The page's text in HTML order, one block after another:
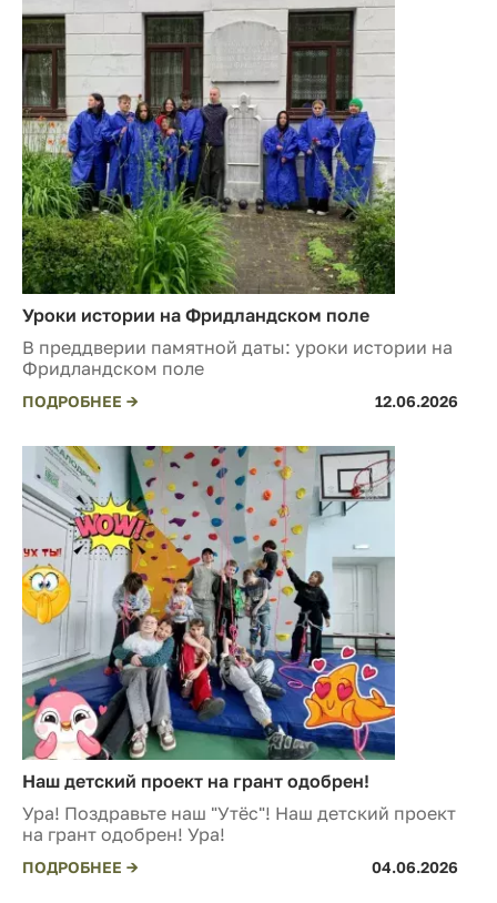
Уроки истории на Фридландском поле
В преддверии памятной даты: уроки истории на
Фридландском поле
ПОДРОБНЕЕ → 12.06.2026
Наш детский проект на грант одобрен!
Ура! Поздравьте наш "Утёс"! Наш детский проект
на грант одобрен! Ура!
ПОДРОБНЕЕ → 04.06.2026